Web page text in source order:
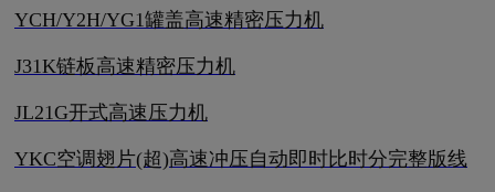
YCH/Y2H/YG1罐盖高速精密压力机
J31K链板高速精密压力机
JL21G开式高速压力机
YKC空调翅片(超)高速冲压自动即时比时分完整版线